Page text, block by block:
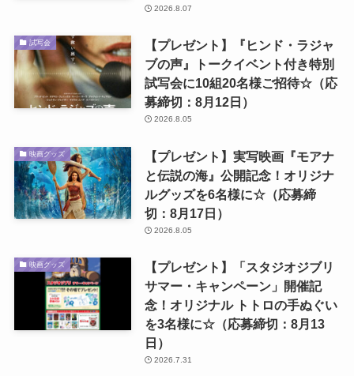
2026.8.07
試写会
【プレゼント】『ヒンド・ラジャ
ブの声』トークイベント付き特別
試写会に10組20名様ご招待☆（応
募締切：8月12日）
2026.8.05
映画グッズ
【プレゼント】実写映画『モアナ
と伝説の海』公開記念！オリジナ
ルグッズを6名様に☆（応募締
切：8月17日）
2026.8.05
映画グッズ
【プレゼント】「スタジオジブリ
サマー・キャンペーン」開催記
念！オリジナル トトロの手ぬぐい
を3名様に☆（応募締切：8月13
日）
2026.7.31